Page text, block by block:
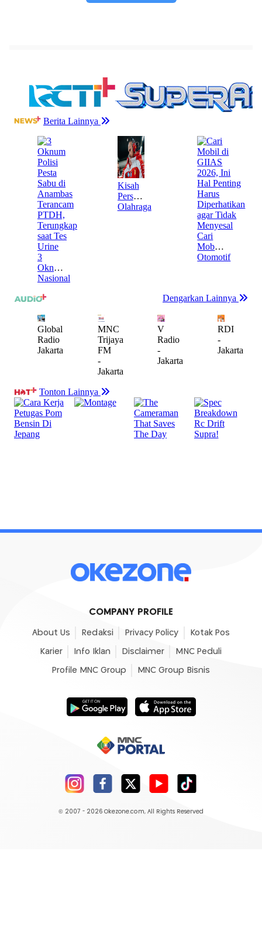
COMPANY PROFILE
About Us Redaksi Privacy Policy Kotak Pos
Karier Info Iklan Disclaimer MNC Peduli
Profile MNC Group MNC Group Bisnis
© 2007 - 2026 Okezone.com, All Rights Reserved